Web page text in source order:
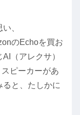
、
のEchoを買お
（アレクサ）
ピーカーがあ
と、たしかに